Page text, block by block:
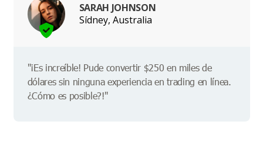
SARAH JOHNSON
Sídney, Australia
"¡Es increíble! Pude convertir $250 en miles de
dólares sin ninguna experiencia en trading en línea.
¿Cómo es posible?!"